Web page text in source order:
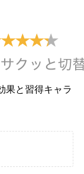
果と習得キャラ